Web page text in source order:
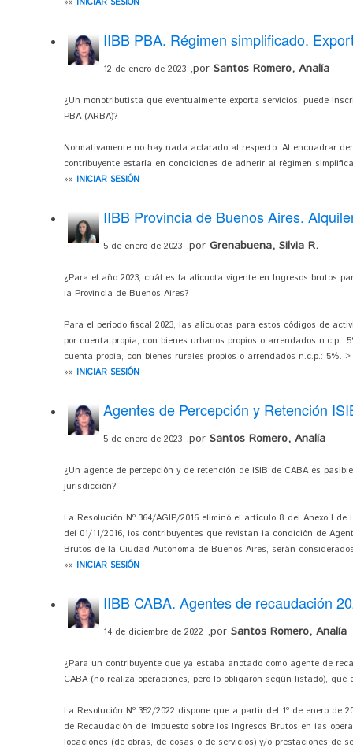
IIBB PBA. Régimen simplificado.
12 de enero de 2023 ,por Santos Romero, Analía
¿Un monotributista que eventualmente exporta servicios, puede
PBA (ARBA)?
Normativamente no hay nada aclarado al respecto. Al encuadrar
contribuyente estaría en condiciones de adherir al régimen
»» INICIAR SESIÓN
IIBB Provincia de Buenos Aires.
5 de enero de 2023 ,por Grenabuena, Silvia R.
¿Para el año 2023, cuál es la alícuota vigente en Ingresos brutos
la Provincia de Buenos Aires?
Para el período fiscal 2023, las alícuotas para estos códigos de
por cuenta propia, con bienes urbanos propios o arrendados n.c.p.:
cuenta propia, con bienes rurales propios o arrendados n.c.p.: 5%. >
»» INICIAR SESIÓN
Agentes de Percepción y Retención
5 de enero de 2023 ,por Santos Romero, Analía
¿Un agente de percepción y de retención de ISIB de CABA es
jurisdicción?
La Resolución Nº 364/AGIP/2016 eliminó el artículo 8 del Anexo I
del 01/11/2016, los contribuyentes que revistan la condición de
Brutos de la Ciudad Autónoma de Buenos Aires, serán
»» INICIAR SESIÓN
IIBB CABA. Agentes de recaudación
14 de diciembre de 2022 ,por Santos Romero, Analía
¿Para un contribuyente que ya estaba anotado como agente de
CABA (no realiza operaciones, pero lo obligaron según listado),
La Resolución Nº 352/2022 dispone que a partir del 1º de enero de
de Recaudación del Impuesto sobre los Ingresos Brutos en las
locaciones (de obras, de cosas o de servicios) y/o prestaciones de